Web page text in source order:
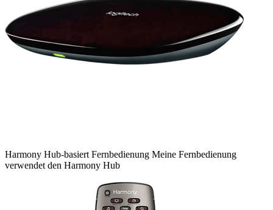
Harmony Hub-basiert Fernbedienung Meine Fernbedienung
verwendet den Harmony Hub